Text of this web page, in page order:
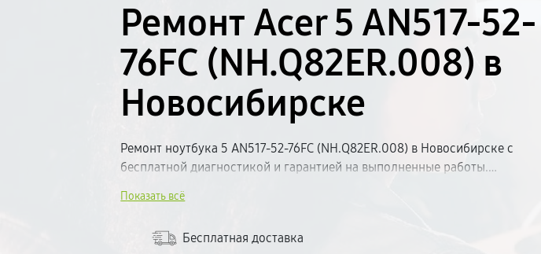
Ремонт Acer 5 AN517-52-
76FC (NH.Q82ER.008) в
Новосибирске
Ремонт ноутбука 5 AN517-52-76FC (NH.Q82ER.008) в Новосибирске с
бесплатной диагностикой и гарантией на выполненные работы.
Используем качественные комплектующие и современное оборудование.
ценообразование — без сюрпризов в чеке.
Показать всё
Бесплатная доставка